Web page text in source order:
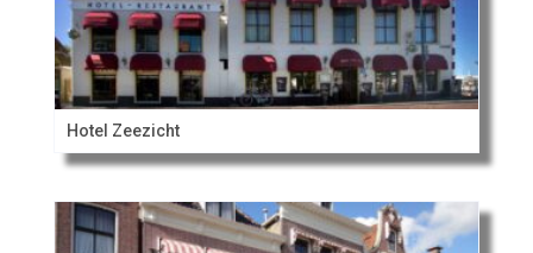
Hotel Zeezicht